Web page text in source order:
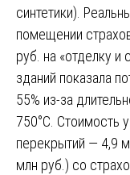
синтетики).
помещении
руб. на «отделку и
зданий показала
55% из-за
750°C. Стоимость
перекрытий — 4,9
млн руб.) со